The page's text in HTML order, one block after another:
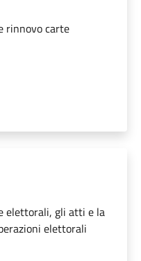
rinnovo carte
elettorali, gli atti e la
elettorali